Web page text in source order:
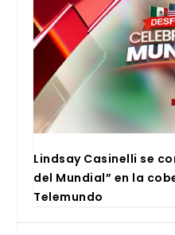
Lind­say Casi­ne­lli se
del Mun­dial” en la
Tele­mun­do